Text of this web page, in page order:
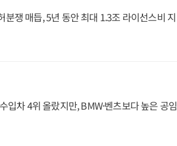
분쟁 매듭, 5년 동안 최대 1.3조 라이선스비 지
입차 4위 올랐지만, BMW·벤츠보다 높은 공임